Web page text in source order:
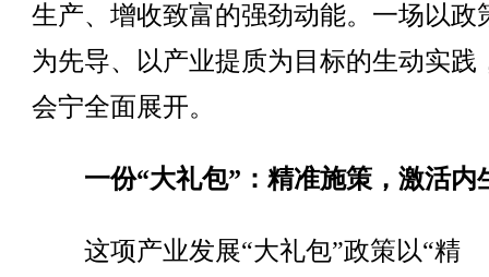
生产、增收致富的强劲动能。一场以政
为先导、以产业提质为目标的生动实践
会宁全面展开。
一份“大礼包”：精准施策，激活内
这项产业发展“大礼包”政策以“精